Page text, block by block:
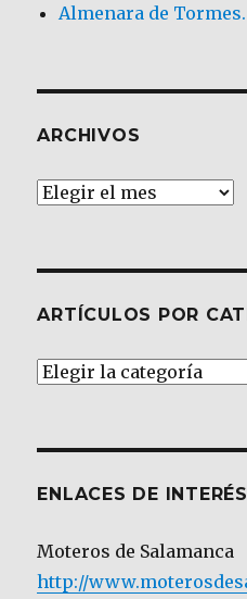
Almenara de
ARCHIVOS
Archivos
ARTÍCULOS POR
Artículos
ENLACES DE INTERÉS
Moteros de Salamanca
http://